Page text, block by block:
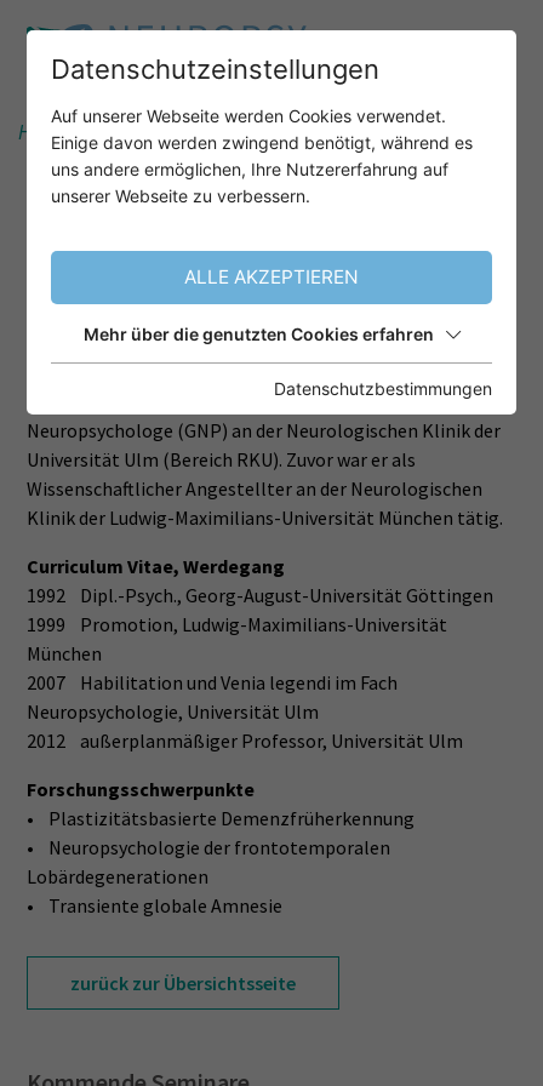
Home Informationen Referenten
Prof. Dr. Ingo Uttner
PROF. DR. INGO UTTNER
Klinischer Neuropsychologe (GNP)
Prof. Dr. Ingo Uttner arbeitet als Klinischer
Neuropsychologe (GNP) an der Neurologischen Klinik der
Universität Ulm (Bereich RKU). Zuvor war er als
Wissenschaftlicher Angestellter an der Neurologischen
Klinik der Ludwig-Maximilians-Universität München tätig.
Curriculum Vitae, Werdegang
1992 Dipl.-Psych., Georg-August-Universität Göttingen
1999 Promotion, Ludwig-Maximilians-Universität
München
2007 Habilitation und Venia legendi im Fach
Neuropsychologie, Universität Ulm
2012 außerplanmäßiger Professor, Universität Ulm
Forschungsschwerpunkte
• Plastizitätsbasierte Demenzfrüherkennung
• Neuropsychologie der frontotemporalen
Lobärdegenerationen
• Transiente globale Amnesie
zurück zur Übersichtsseite
Datenschutzeinstellungen
Auf unserer Webseite werden Cookies verwendet.
Einige davon werden zwingend benötigt, während es
uns andere ermöglichen, Ihre Nutzererfahrung auf
unserer Webseite zu verbessern.
ALLE AKZEPTIEREN
Mehr über die genutzten Cookies erfahren
Datenschutzbestimmungen